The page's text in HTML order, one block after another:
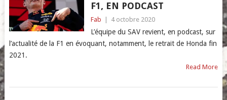
F1, EN PODCAST
Fab 4 octobre 2020
L’équipe du SAV revient, en podcast, sur
l’actualité de la F1 en évoquant, notamment, le retrait de Honda fin
2021.
Read More